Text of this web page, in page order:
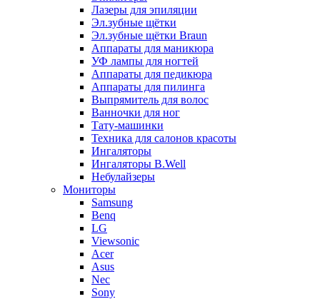
Лазеры для эпиляции
Эл.зубные щётки
Эл.зубные щётки Braun
Аппараты для маникюра
УФ лампы для ногтей
Аппараты для педикюра
Аппараты для пилинга
Выпрямитель для волос
Ванночки для ног
Тату-машинки
Техника для салонов красоты
Ингаляторы
Ингаляторы B.Well
Небулайзеры
Мониторы
Samsung
Benq
LG
Viewsonic
Acer
Asus
Nec
Sony